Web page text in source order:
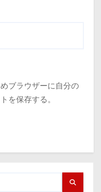
ブラウザーに自分の
を保存する。